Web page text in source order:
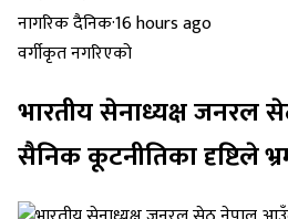
नागरिक दैनिक·16 hours ago
वर्गीकृत नगरिएको
भारतीय सेनाध्यक्ष
सैनिक कूटनीतिका दृष्टिले